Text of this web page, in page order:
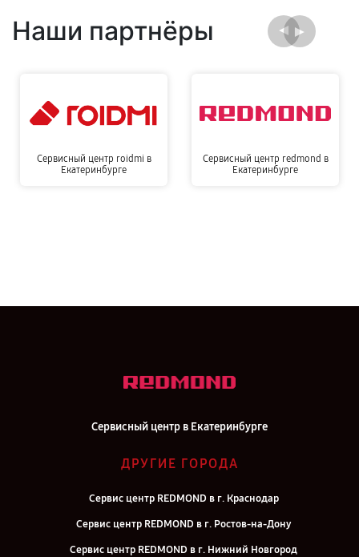
Наши партнёры
Сервисный центр roidmi в
Екатеринбурге
Сервисный центр redmond в
Екатеринбурге
Сервисный центр в Екатеринбурге
ДРУГИЕ ГОРОДА
Сервис центр REDMOND в г. Краснодар
Сервис центр REDMOND в г. Ростов-на-Дону
Сервис центр REDMOND в г. Нижний Новгород